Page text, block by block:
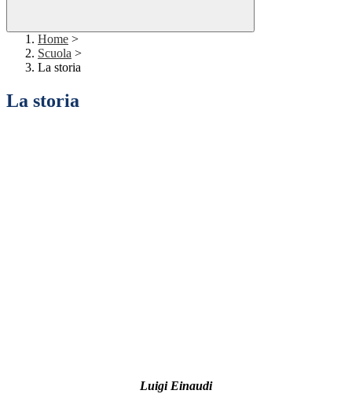
Home >
Scuola >
La storia
La storia
Luigi Einaudi